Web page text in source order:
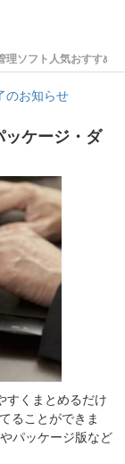
理ソフト人気おすすめ3
のお知らせ
ッケージ・ダ
すくまとめるだけ
ることができま
パッケージ版など